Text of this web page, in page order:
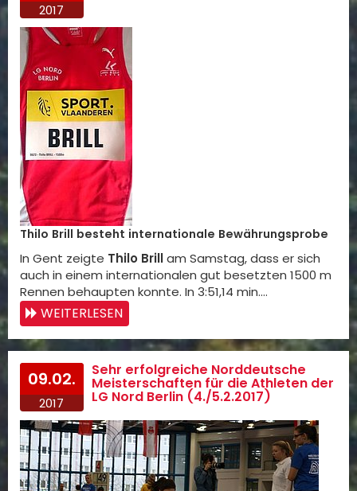
2017
Thilo Brill besteht internationale Bewährungsprobe
In Gent zeigte Thilo Brillam Samstag, dass er sich
auch in einem internationalen gut besetzten 1500 m
Rennen behaupten konnte. In 3:51,14 min.…
WEITERLESEN
09.02.
2017
Sehr erfolgreiche Norddeutsche
Meisterschaften für die Athleten der
LG Nord Berlin (4./5.2.2017)